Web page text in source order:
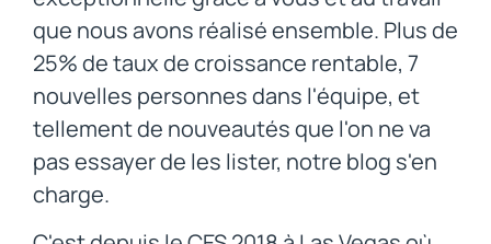
que nous avons réalisé ensemble. Plus de
25% de taux de croissance rentable, 7
nouvelles personnes dans l'équipe, et
tellement de nouveautés que l'on ne va
pas essayer de les lister, notre blog s'en
charge.